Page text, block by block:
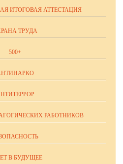
ИТОГОВАЯ АТТЕСТАЦИЯ
ТРУДА
500+
РАБОТНИКОВ
В БУДУЩЕЕ